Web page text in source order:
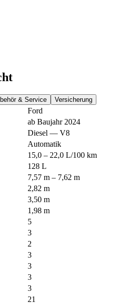
& Service Versicherung
Ford
ab Baujahr 2024
Diesel — V8
Automatik
15,0 – 22,0 L/100 km
128 L
7,57 m – 7,62 m
2,82 m
3,50 m
1,98 m
5
3
2
3
3
3
3
21